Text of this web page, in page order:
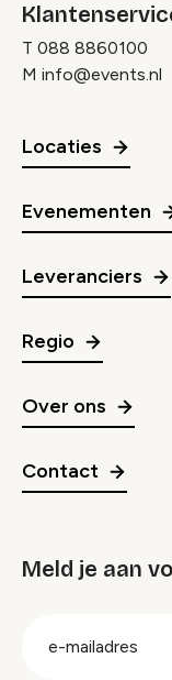
T 088 8860100
M info@events.nl
Locaties
Evenementen
Leveranciers
Regio
Over ons
Contact
Meld je aan